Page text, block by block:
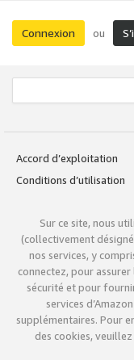
Connexion ou
Accord d’exploitation
Conditions d’utilisation
Sur ce site, nous
(collectivement
nos services, y
connectez, pour
sécurité et pour
services
supplémentaires. Pour
des cookies,